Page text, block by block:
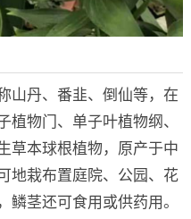
山丹、番韭、倒仙等，在
植物门、单子叶植物纲、
草本球根植物，原产于中
地栽布置庭院、公园、花
鳞茎还可食用或供药用。